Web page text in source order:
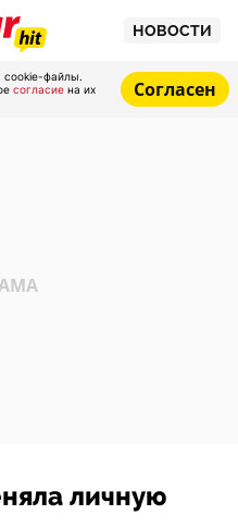
НОВОСТИ
cookie-файлы.
согласие на их
Согласен
личную